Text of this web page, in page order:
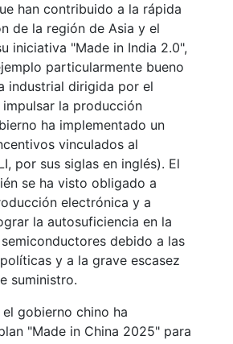
han contribuido a la rápida
de la región de Asia y el
iniciativa "Made in India 2.0",
particularmente bueno
industrial dirigida por el
la producción
ha implementado un
vinculados al
por sus siglas en inglés). El
se ha visto obligado a
electrónica y a
la autosuficiencia en la
debido a las
y a la grave escasez
suministro.
el gobierno chino ha
"Made in China 2025" para